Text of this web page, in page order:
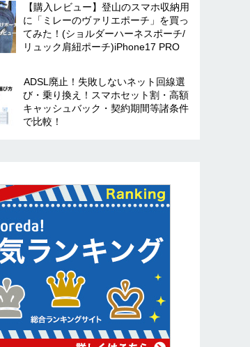
【購入レビュー】登山のスマホ収納用
に「ミレーのヴァリエポーチ」を買っ
てみた！(ショルダーハーネスポーチ/
リュック肩紐ポーチ)iPhone17 PRO
ADSL廃止！失敗しないネット回線選
び・乗り換え！スマホセット割・高額
キャッシュバック・契約期間等諸条件
で比較！